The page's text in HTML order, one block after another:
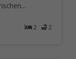
2 2